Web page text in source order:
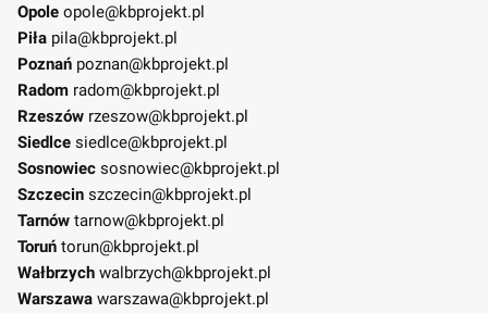
Opole opole@kbprojekt.pl
Piła pila@kbprojekt.pl
Poznań poznan@kbprojekt.pl
Radom radom@kbprojekt.pl
Rzeszów rzeszow@kbprojekt.pl
Siedlce siedlce@kbprojekt.pl
Sosnowiec sosnowiec@kbprojekt.pl
Szczecin szczecin@kbprojekt.pl
Tarnów tarnow@kbprojekt.pl
Toruń torun@kbprojekt.pl
Wałbrzych walbrzych@kbprojekt.pl
Warszawa warszawa@kbprojekt.pl